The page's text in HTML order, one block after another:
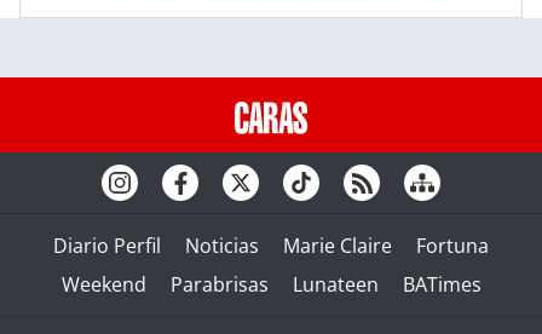
Diario Perfil Noticias Marie Claire
Fortuna
Weekend
Parabrisas Lunateen BATimes